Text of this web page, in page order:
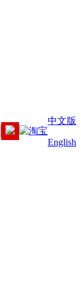
中文版
English